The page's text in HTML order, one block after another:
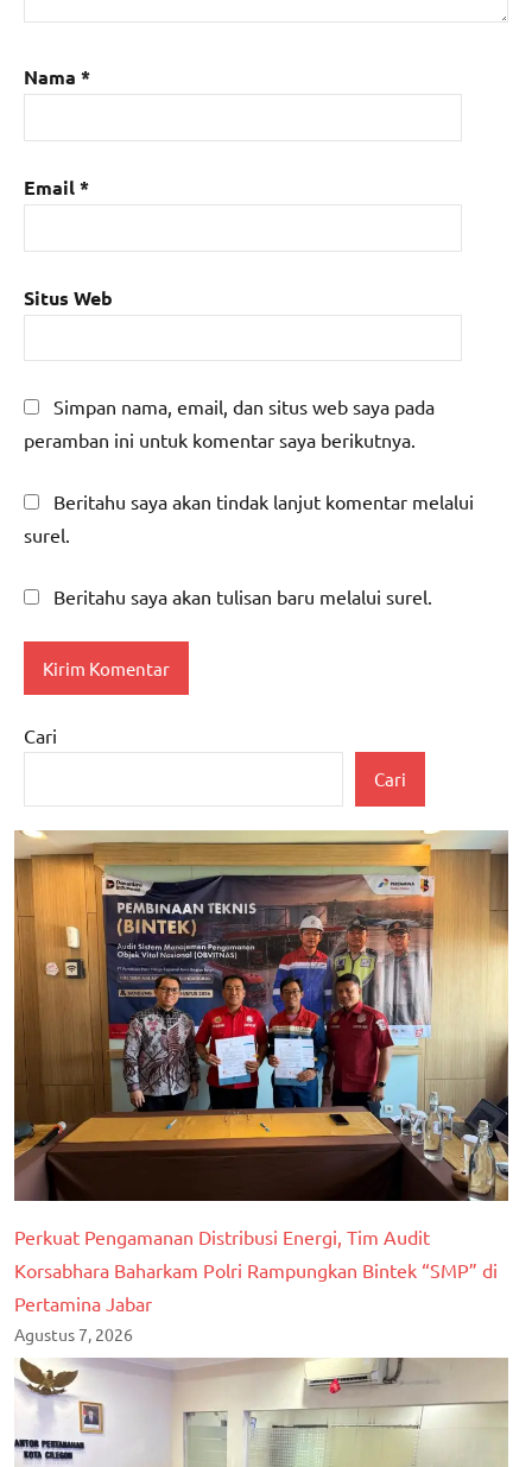
Nama *
Email*
Situs Web
Simpan nama, email, dan situs web saya pada
peramban ini untuk komentar saya berikutnya.
Beritahu saya akan tindak lanjut komentar melalui
surel.
Beritahu saya akan tulisan baru melalui surel.
Cari
Cari
Perkuat Pengamanan Distribusi Energi, Tim Audit
Korsabhara Baharkam Polri Rampungkan Bintek “SMP” di
Pertamina Jabar
Agustus 7, 2026